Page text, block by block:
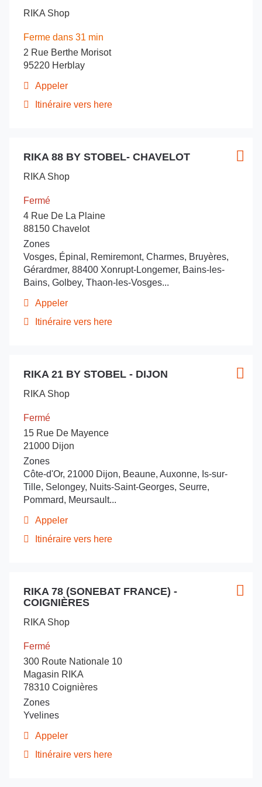
touche
ENTRÉE
obtenir
plus
informations
vente
:
RIKA Shop
Ferme dans 31 min
2 Rue Berthe Morisot
95220 Herblay
Appeler
Afficher
le
point
vente
95
-
Herblay
Itinéraire vers here
jusqu'au
RIKA
95
Herblay
touche
ENTRÉE
obtenir
plus
amples
informations
Point
vente
:
RIKA 88 BY STOBEL- CHAVELOT
RIKA Shop
Fermé
4 Rue De La Plaine
88150 Chavelot
Zones
Vosges, Épinal, Remiremont, Charmes, Bruyères,
Gérardmer, 88400 Xonrupt-Longemer, Bains-les-
Bains, Golbey, Thaon-les-Vosges...
Appeler
Afficher
le
point
vente
88
by
STOBEL-
Chavelot
Itinéraire vers here
jusqu'au
RIKA
88
STOBEL-
Chavelot
Plus
touche
ENTRÉE
obtenir
plus
amples
informations
Point
vente
:
RIKA 21 BY STOBEL - DIJON
RIKA Shop
Fermé
15 Rue De Mayence
21000 Dijon
Zones
Côte-d'Or, 21000 Dijon, Beaune, Auxonne, Is-sur-
Tille, Selongey, Nuits-Saint-Georges, Seurre,
Pommard, Meursault...
Appeler
Afficher
le
point
de
vente
RIKA
by
STOBEL
-
Dijon
Itinéraire vers here
jusqu'au
RIKA
21
by
-
Dijon
Plus
touche
pour
obtenir
plus
informations
Point
de
vente
RIKA 78 (SONEBAT FRANCE) -
COIGNIÈRES
RIKA Shop
Fermé
300 Route Nationale 10
Magasin RIKA
78310 Coignières
Zones
Yvelines
Appeler
Afficher
le
Itinéraire vers here
jusqu'au
Plus